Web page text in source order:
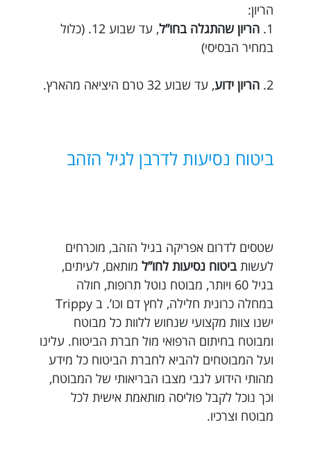
הריון:
1. הריון שהתגלה בחו”ל
, עד שבוע 12. (כלול
במחיר הבסיסי)
2. הריון ידוע, עד שבוע 32 טרם היציאה מהארץ.
ביטוח נסיעות לדרבן לגיל הזהב
שטסים לדרום אפריקה בגיל הזהב, מוכרחים
לעשות ביטוח נסיעות לחו”ל מותאם, לעיתים,
בגיל 60 ויותר, מבוטח נוטל תרופות, חולה
במחלה כרונית חלילה, לחץ דם וכו’. ב Trippy
ישנו צוות מקצועי שנחוש ללוות כל מבוטח
ומבוטח בחיתום הרפואי מול חברת הביטוח. עלינו
ועל המבוטחים להביא לחברת הביטוח כל מידע
מהותי הידוע לגבי מצבו הבריאותי של המבוטח,
וכך נוכל לקבל פוליסה מותאמת אישית לכל
מבוטח וצרכיו.